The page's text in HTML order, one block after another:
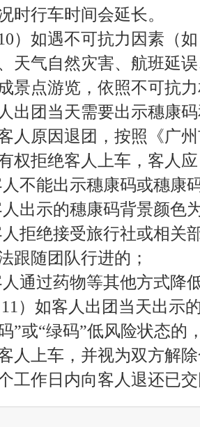
时行车时间会延长。
10）如遇不可抗力因素（
天气自然灾害、航班延
景点游览，依照不可抗
出团当天需要出示穗康
人原因退团，按照《广
权拒绝客人上车，客人
人不能出示穗康码或穗康
人出示的穗康码背景颜色
人拒绝接受旅行社或相关
跟随团队行进的；
人通过药物等其他方式降
11）如客人出团当天出示
”或“绿码”低风险状态的
人上车，并视为双方解
工作日内向客人退还已